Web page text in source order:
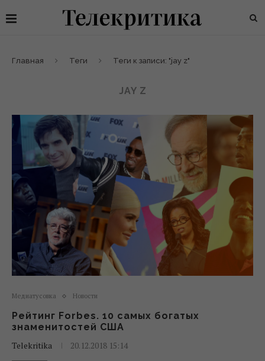
Главная Теги Теги к записи: "jay z"
JAY Z
Медиатусовка Новости
Рейтинг Forbes. 10 самых богатых
знаменитостей США
Telekritika
20.12.2018 15:14